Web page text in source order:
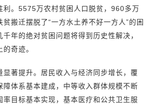
利。5575万农村贫困人口脱贫，960多万
搬迁摆脱了“一方水土养不好一方人”的困
年的绝对贫困问题将得到历史性解决，
奇迹。
显著提升。居民收入与经济同步增长，覆
障体系基本建成，中等收入群体规模不断
率目标基本实现，基本医疗和公共卫生服